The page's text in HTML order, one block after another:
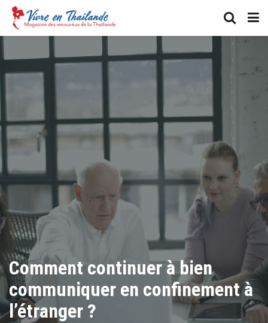
Comment continuer à bien
communiquer en confinement à
l’étranger ?